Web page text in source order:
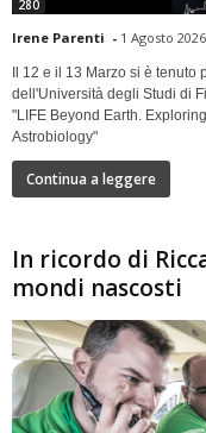
280
Irene Parenti - 1 Agosto 2026
Il 12 e il 13 Marzo si è
dell'Università degli Studi di
"LIFE Beyond Earth.
Astrobiology"
Continua a leggere
In ricordo di
mondi nascosti